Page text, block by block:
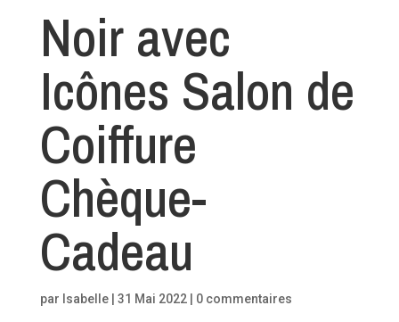
Noir avec
Icônes Salon de
Coiffure
Chèque-
Cadeau
par Isabelle| 31 Mai 2022| 0 commentaires